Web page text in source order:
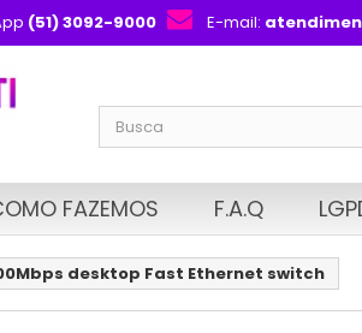
(51) 3092-9000 E-mail:
FAZEMOS F.A.Q
desktop Fast Ethernet switch